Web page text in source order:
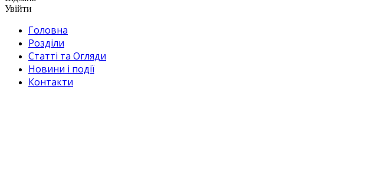
Увійти
Головна
Розділи
Статті та Огляди
Новини і події
Контакти